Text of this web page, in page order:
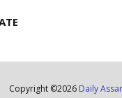
Copyright ©2026 Daily